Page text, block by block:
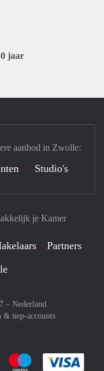
jaar
je Kamer
Partners
– Nederland
& nep-accounts
af met Paypal
Je rekent gemakkelijk af met
Je rekent
aanbod in Zwolle:
Studio's